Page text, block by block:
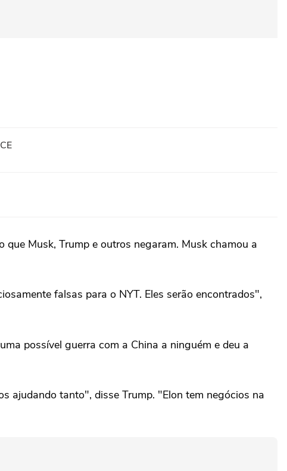
Musk, Trump e outros negaram. Musk chamou a
falsas para o NYT. Eles serão encontrados",
possível guerra com a China a ninguém e deu a
ajudando tanto", disse Trump. "Elon tem negócios na